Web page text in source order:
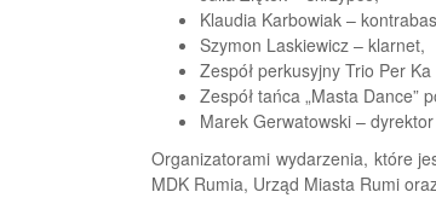
Klaudia Karbowiak –
Szymon Laskiewicz – klarnet,
Zespół perkusyjny Trio Per
Zespół tańca „Masta Dance”
Marek Gerwatowski –
Organizatorami wydarzenia, które
MDK Rumia, Urząd Miasta Rumi